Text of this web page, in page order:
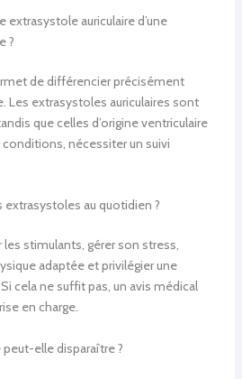
auriculaire d’une
?
de différencier précisément
Les extrasystoles auriculaires sont
que celles d’origine ventriculaire
nécessiter un suivi
extrasystoles au quotidien ?
stimulants, gérer son stress,
adaptée et privilégier une
cela ne suffit pas, un avis médical
en charge.
peut-elle disparaître ?